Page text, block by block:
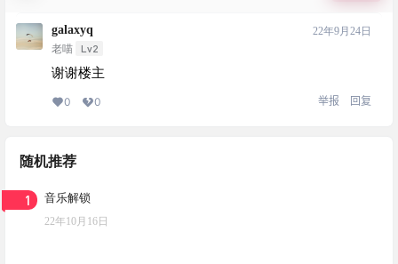
galaxyq
老喵 Lv2
22年9月24日
谢谢楼主
0 0 举报 回复
随机推荐
1 音乐解锁
22年10月16日